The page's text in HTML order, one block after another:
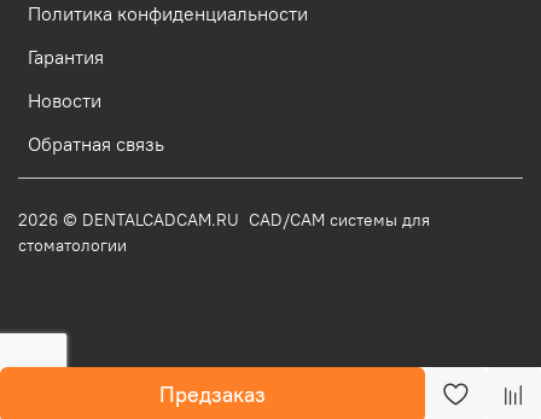
Предзаказ
Политика конфиденциальности
Гарантия
Новости
Обратная связь
2026 © DENTALCADCAM.RU CAD/CAM системы для
стоматологии